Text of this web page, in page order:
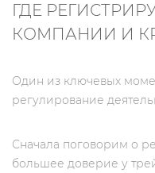
ГДЕ
КОМПАНИИ И
Один из ключевых
регулирование
Сначала поговорим о
большее доверие у